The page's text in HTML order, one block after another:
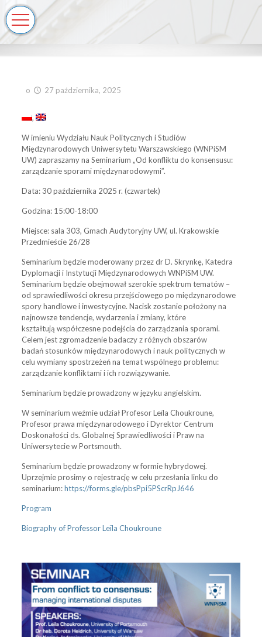
o 27 października, 2025
W imieniu Wydziału Nauk Politycznych i Studiów
Międzynarodowych Uniwersytetu Warszawskiego (WNPiSM
UW) zapraszamy na Seminarium „Od konfliktu do konsensusu:
zarządzanie sporami międzynarodowymi”.
Data: 30 października 2025 r. (czwartek)
Godzina: 15:00-18:00
Miejsce: sala 303, Gmach Audytoryjny UW, ul. Krakowskie
Przedmieście 26/28
Seminarium będzie moderowany przez dr D. Skrynkę, Katedra
Dyplomacji i Instytucji Międzynarodowych WNPiSM UW.
Seminarium będzie obejmował szerokie spektrum tematów –
od sprawiedliwości okresu przejściowego po międzynarodowe
spory handlowe i inwestycyjne. Nacisk zostanie położony na
najnowsze tendencje, wydarzenia i zmiany, które
kształtują współczesne podejścia do zarządzania sporami.
Celem jest zgromadzenie badaczy z różnych obszarów
badań stosunków międzynarodowych i nauk politycznych w
celu wymiany spostrzeżeń na temat wspólnego problemu:
zarządzanie konfliktami i ich rozwiązywanie.
Seminarium będzie prowadzony w języku angielskim.
W seminarium weźmie udział Profesor Leïla Choukroune,
Profesor prawa międzynarodowego i Dyrektor Centrum
Doskonałości ds. Globalnej Sprawiedliwości i Praw na
Uniwersytecie w Portsmouth.
Seminarium będzie prowadzony w formie hybrydowej.
Uprzejmie prosimy o rejestrację w celu przesłania linku do
seminarium:https://forms.gle/pbsPpi5PScrRpJ646
Program
Biography of Professor Leïla Choukroune